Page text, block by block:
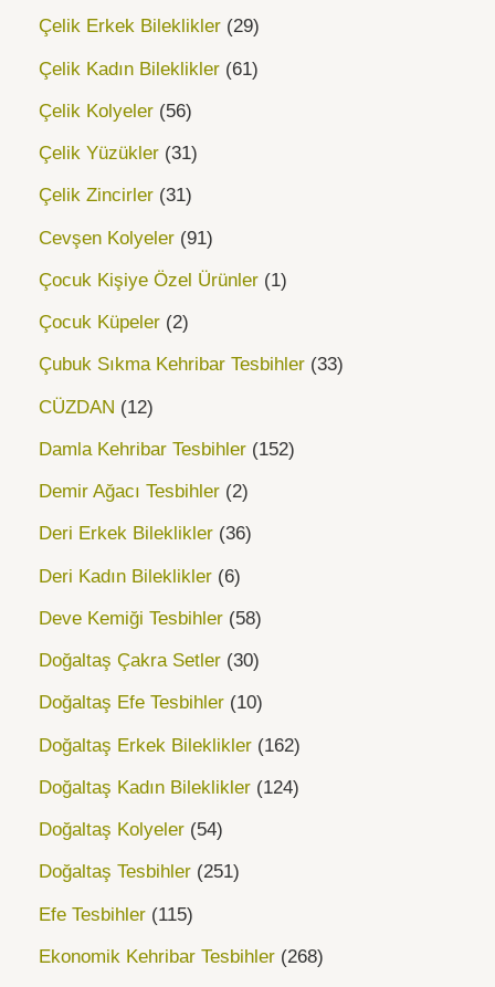
Çelik Erkek Bileklikler 29
Çelik Kadın Bileklikler 61
Çelik Kolyeler 56
Çelik Yüzükler 31
Çelik Zincirler 31
Cevşen Kolyeler 91
Çocuk Kişiye Özel Ürünler 1
Çocuk Küpeler 2
Çubuk Sıkma Kehribar Tesbihler 33
CÜZDAN 12
Damla Kehribar Tesbihler 152
Demir Ağacı Tesbihler 2
Deri Erkek Bileklikler 36
Deri Kadın Bileklikler 6
Deve Kemiği Tesbihler 58
Doğaltaş Çakra Setler 30
Doğaltaş Efe Tesbihler 10
Doğaltaş Erkek Bileklikler 162
Doğaltaş Kadın Bileklikler 124
Doğaltaş Kolyeler 54
Doğaltaş Tesbihler 251
Efe Tesbihler 115
Ekonomik Kehribar Tesbihler 268